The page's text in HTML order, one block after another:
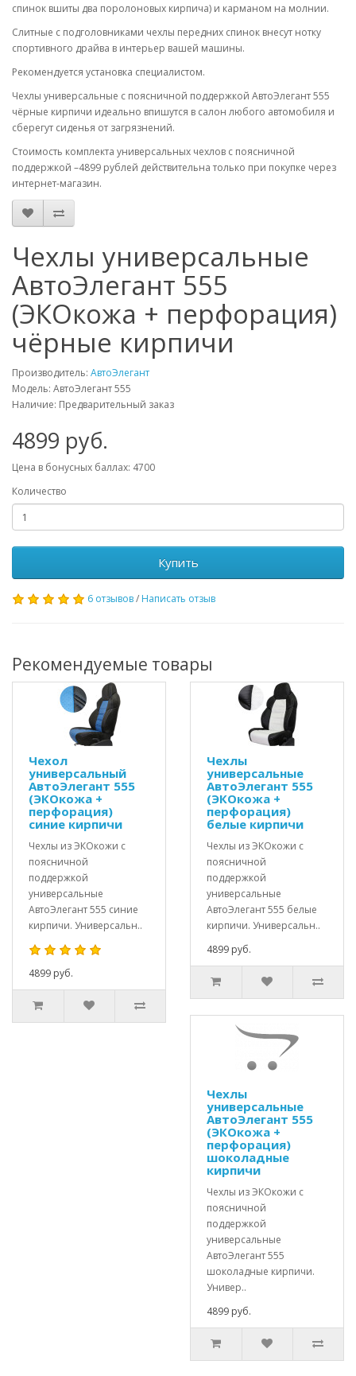
спинок вшиты два поролоновых кирпича) и карманом на молнии.
Слитные с подголовниками чехлы передних спинок внесут нотку
спортивного драйва в интерьер вашей машины.
Рекомендуется установка специалистом.
Чехлы универсальные с поясничной поддержкой АвтоЭлегант 555
чёрные кирпичи идеально впишутся в салон любого автомобиля и
сберегут сиденья от загрязнений.
Стоимость комплекта универсальных чехлов с поясничной
поддержкой –4899 рублей действительна только при покупке через
интернет-магазин.
Чехлы универсальные
АвтоЭлегант 555
(ЭКОкожа + перфорация)
чёрные кирпичи
Производитель: АвтоЭлегант
Модель: АвтоЭлегант 555
Наличие: Предварительный заказ
4899 руб.
Цена в бонусных баллах: 4700
Количество
Купить
6 отзывов/ Написать отзыв
Рекомендуемые товары
Чехол
универсальный
АвтоЭлегант 555
(ЭКОкожа +
перфорация)
синие кирпичи
Чехлы из ЭКОкожи с
поясничной
поддержкой
универсальные
АвтоЭлегант 555 синие
кирпичи. Универсальн..
4899 руб.
Чехлы
универсальные
АвтоЭлегант 555
(ЭКОкожа +
перфорация)
белые кирпичи
Чехлы из ЭКОкожи с
поясничной
поддержкой
универсальные
АвтоЭлегант 555 белые
кирпичи. Универсальн..
4899 руб.
Чехлы
универсальные
АвтоЭлегант 555
(ЭКОкожа +
перфорация)
шоколадные
кирпичи
Чехлы из ЭКОкожи с
поясничной
поддержкой
универсальные
АвтоЭлегант 555
шоколадные кирпичи.
Универ..
4899 руб.